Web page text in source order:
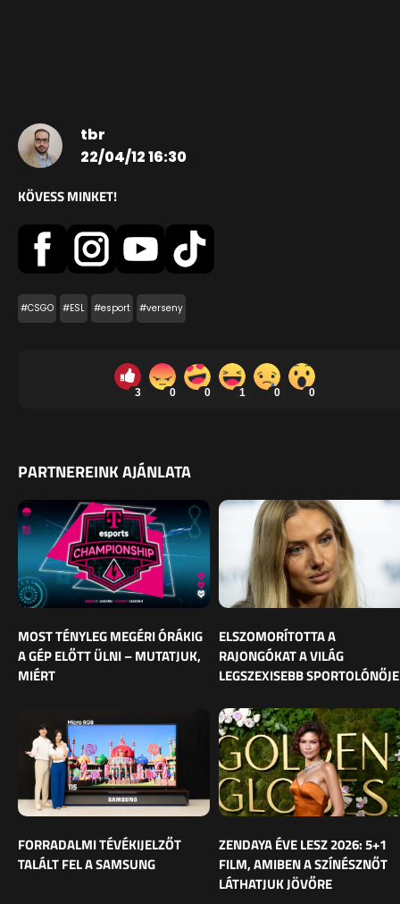
tbr
22/04/12 16:30
KÖVESS MINKET!
#CSGO #ESL #esport #verseny
3 0 0 1 0 0
PARTNEREINK AJÁNLATA
MOST TÉNYLEG MEGÉRI ÓRÁKIG
A GÉP ELŐTT ÜLNI – MUTATJUK,
MIÉRT
ELSZOMORÍTOTTA A
RAJONGÓKAT A VILÁG
LEGSZEXISEBB SPORTOLÓNŐJE
FORRADALMI TÉVÉKIJELZŐT
TALÁLT FEL A SAMSUNG
ZENDAYA ÉVE LESZ 2026: 5+1
FILM, AMIBEN A SZÍNÉSZNŐT
LÁTHATJUK JÖVŐRE